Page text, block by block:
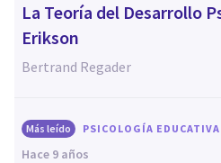
La Teoría del Desarrollo
Erikson
Bertrand Regader
Más leído PSICOLOGÍA
hace 9 años